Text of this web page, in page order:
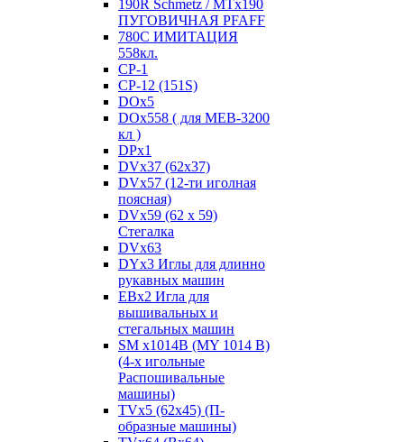
190R Schmetz / MTx190
ПУГОВИЧНАЯ PFAFF
780С ИМИТАЦИЯ
558кл.
CP-1
CP-12 (151S)
DOx5
DOx558 ( для MEB-3200
кл )
DPx1
DVx37 (62x37)
DVx57 (12-ти иголная
поясная)
DVx59 (62 x 59)
Стегалка
DVx63
DYx3 Иглы для длинно
рукавных машин
EBx2 Игла для
вышивальных и
стегальных машин
SM x1014B (MY 1014 B)
(4-х игольные
Распошивальные
машины)
TVх5 (62х45) (П-
образные машины)